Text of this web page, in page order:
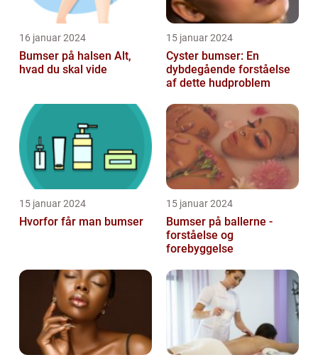
16 januar 2024
Bumser på halsen Alt,
hvad du skal vide
15 januar 2024
Cyster bumser: En
dybdegående forståelse
af dette hudproblem
15 januar 2024
Hvorfor får man bumser
15 januar 2024
Bumser på ballerne -
forståelse og
forebyggelse